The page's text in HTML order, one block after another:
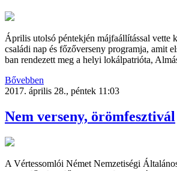
Április utolsó péntekjén májfaállítással vette
családi nap és főzőverseny programja, amit
ban rendezett meg a helyi lokálpatrióta,
Bővebben
2017. április 28., péntek 11:03
Nem verseny, örömfesztivál
A Vértessomlói Német Nemzetiségi